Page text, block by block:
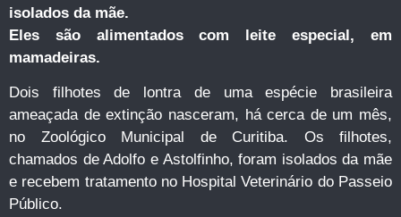
isolados da mãe.
Eles são alimentados com leite especial, em
mamadeiras.
Dois filhotes de lontra de uma espécie brasileira
ameaçada de extinção nasceram, há cerca de um mês,
no Zoológico Municipal de Curitiba. Os filhotes,
chamados de Adolfo e Astolfinho, foram isolados da mãe
e recebem tratamento no Hospital Veterinário do Passeio
Público.